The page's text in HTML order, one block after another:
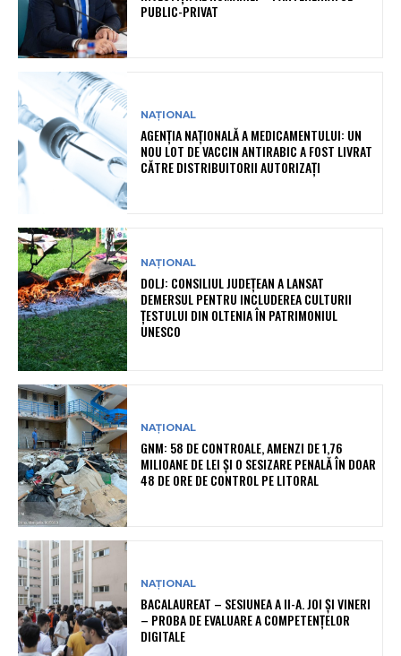
PUBLIC-PRIVAT
NAȚIONAL
AGENȚIA NAȚIONALĂ A MEDICAMENTULUI: UN
NOU LOT DE VACCIN ANTIRABIC A FOST LIVRAT
CĂTRE DISTRIBUITORII AUTORIZAȚI
NAȚIONAL
DOLJ: CONSILIUL JUDEȚEAN A LANSAT
DEMERSUL PENTRU INCLUDEREA CULTURII
ȚESTULUI DIN OLTENIA ÎN PATRIMONIUL
UNESCO
NAȚIONAL
GNM: 58 DE CONTROALE, AMENZI DE 1,76
MILIOANE DE LEI ȘI O SESIZARE PENALĂ ÎN DOAR
48 DE ORE DE CONTROL PE LITORAL
NAȚIONAL
BACALAUREAT – SESIUNEA A II-A. JOI ȘI VINERI
– PROBA DE EVALUARE A COMPETENȚELOR
DIGITALE